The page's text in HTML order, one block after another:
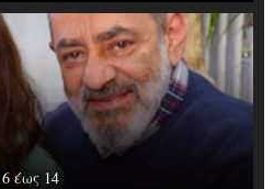
έως 14